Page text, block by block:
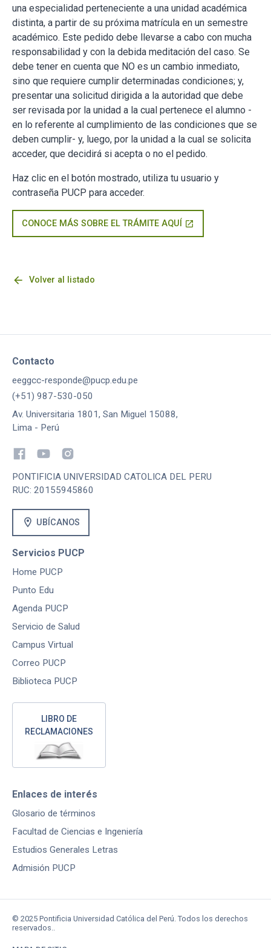
una especialidad perteneciente a una unidad académica
distinta, a partir de su próxima matrícula en un semestre
académico. Este pedido debe llevarse a cabo con mucha
responsabilidad y con la debida meditación del caso. Se
debe tener en cuenta que NO es un cambio inmediato,
sino que requiere cumplir determinadas condiciones; y,
presentar una solicitud dirigida a la autoridad que debe
ser revisada por la unidad a la cual pertenece el alumno -
en lo referente al cumplimiento de las condiciones que se
deben cumplir- y, luego, por la unidad a la cual se solicita
acceder, que decidirá si acepta o no el pedido.
Haz clic en el botón mostrado, utiliza tu usuario y
contraseña PUCP para acceder.
CONOCE MÁS SOBRE EL TRÁMITE AQUÍ open_in_new
arrow_back Volver al listado
Contacto
eeggcc-responde@pucp.edu.pe
(+51) 987-530-050
Av. Universitaria 1801, San Miguel 15088,
Lima - Perú
PONTIFICIA UNIVERSIDAD CATOLICA DEL PERU
RUC: 20155945860
location_on UBÍCANOS
Servicios PUCP
Home PUCP
Punto Edu
Agenda PUCP
Servicio de Salud
Campus Virtual
Correo PUCP
Biblioteca PUCP
LIBRO DE
RECLAMACIONES
Enlaces de interés
Glosario de términos
Facultad de Ciencias e Ingeniería
Estudios Generales Letras
Admisión PUCP
© 2025 Pontificia Universidad Católica del Perú. Todos los derechos
reservados..